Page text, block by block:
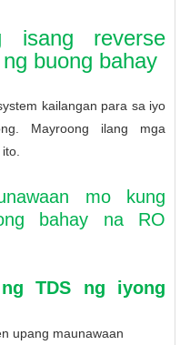
isang reverse
buong bahay
kailangan para sa iyo
Mayroong ilang mga
mo kung
bahay na RO
TDS ng iyong
upang maunawaan